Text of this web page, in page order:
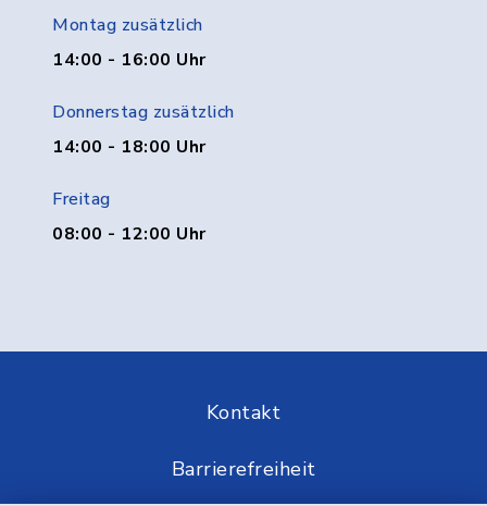
Montag zusätzlich
14:00 - 16:00 Uhr
Donnerstag zusätzlich
14:00 - 18:00 Uhr
Freitag
08:00 - 12:00 Uhr
Kontakt
Barrierefreiheit